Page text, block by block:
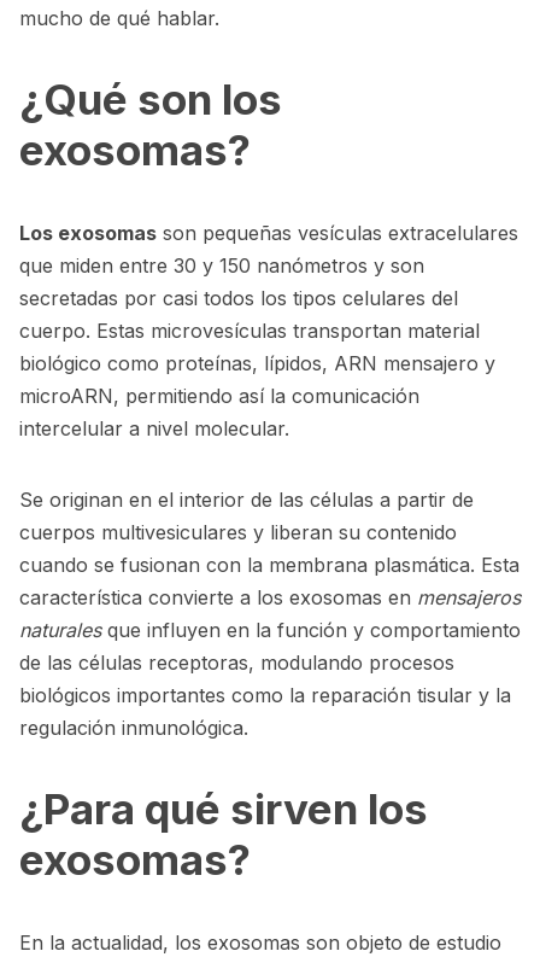
mucho de qué hablar.
¿Qué son los
exosomas?
Los exosomas son pequeñas vesículas extracelulares
que miden entre 30 y 150 nanómetros y son
secretadas por casi todos los tipos celulares del
cuerpo. Estas microvesículas transportan material
biológico como proteínas, lípidos, ARN mensajero y
microARN, permitiendo así la comunicación
intercelular a nivel molecular.
Se originan en el interior de las células a partir de
cuerpos multivesiculares y liberan su contenido
cuando se fusionan con la membrana plasmática. Esta
característica convierte a los exosomas en mensajeros
naturalesque influyen en la función y comportamiento
de las células receptoras, modulando procesos
biológicos importantes como la reparación tisular y la
regulación inmunológica.
¿Para qué sirven los
exosomas?
En la actualidad, los exosomas son objeto de estudio